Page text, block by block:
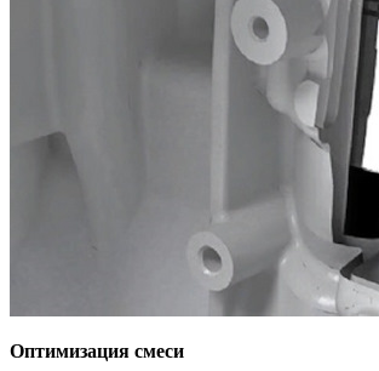
Оптимизация смеси